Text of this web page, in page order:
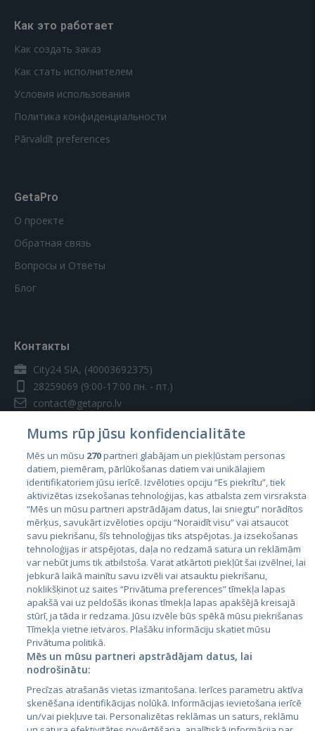
Как это работает
Как создать заказ
Как стать исполнителем
Условия использования
Политика конфиденциальности
Pārvaldīt preferences
GetaPro
О проекте
Обратная связь
Вопросы и Ответы
Блог
Контакты
City24 SIA, (40003692375)
28259069 (9:00-17:00 пн. - пт.)
contact@getapro.lv
Страны
Эстония
Латвия
Литва
City24.lv
City24.ee
GetaPro.lv
CVbankas.lt
Kainos.lt
Paslaugos.lt
Mums rūp jūsu konfidencialitāte
Mēs un mūsu 270partneri glabājam un piekļūstam personas
datiem, piemēram, pārlūkošanas datiem vai unikālajiem
identifikatoriem jūsu ierīcē. Izvēloties opciju “Es piekrītu”, tiek
aktivizētas izsekošanas tehnoloģijas, kas atbalsta zem virsraksta
“Mēs un mūsu partneri apstrādājam datus, lai sniegtu” norādītos
mērķus, savukārt izvēloties opciju “Noraidīt visu” vai atsaucot
savu piekrišanu, šīs tehnoloģijas tiks atspējotas. Ja izsekošanas
tehnoloģijas ir atspējotas, daļa no redzamā satura un reklāmām
var nebūt jums tik atbilstoša. Varat atkārtoti piekļūt šai izvēlnei, lai
jebkurā laikā mainītu savu izvēli vai atsauktu piekrišanu,
noklikšķinot uz saites “Privātuma preferences” tīmekļa lapas
apakšā vai uz peldošās ikonas tīmekļa lapas apakšējā kreisajā
stūrī, ja tāda ir redzama. Jūsu izvēle būs spēkā mūsu piekrišanas
Tīmekļa vietne ietvaros. Plašāku informāciju skatiet mūsu
Privātuma politikā.
Mēs un mūsu partneri apstrādājam datus, lai
nodrošinātu:
Precīzas atrašanās vietas izmantošana. Ierīces parametru aktīva
skenēšana identifikācijas nolūkā. Informācijas ievietošana ierīcē
un/vai piekļuve tai. Personalizētas reklāmas un saturs, reklāmu